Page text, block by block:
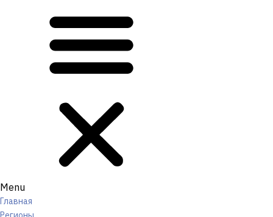
Menu
Главная